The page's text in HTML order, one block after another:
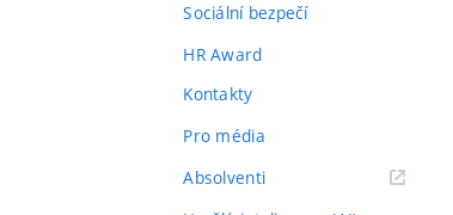
Sociální bezpečí
HR Award
Kontakty
Pro média
Absolventi(externí